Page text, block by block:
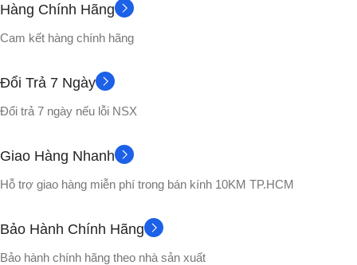
CHẤT LIỆU
Nhựa PVC cao cấp
VỎ HỘP No box
PHỤ KIỆN Không
Bardock ,Raditz ,Songohan ,
Hàng Chính Hãng
Cam kết hàng chính hãng
Đổi Trả 7 Ngày
Đổi trả 7 ngày nếu lỗi NSX
Giao Hàng Nhanh
Hỗ trợ giao hàng miễn phí trong bán kính 10KM TP.HCM
Bảo Hành Chính Hãng
Bảo hành chính hãng theo nhà sản xuất